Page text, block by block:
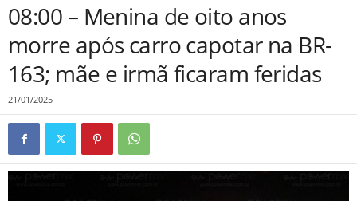
08:00 – Menina de oito anos
morre após carro capotar na BR-
163; mãe e irmã ficaram feridas
21/01/2025